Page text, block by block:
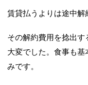
賃貸払うよりは途中解
その解約費用を捻出
大変でした。食事も
みです。